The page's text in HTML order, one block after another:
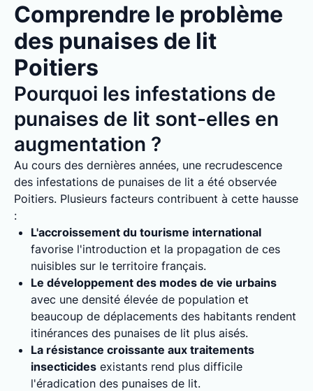
Comprendre le problème
des punaises de lit
Poitiers
Pourquoi les infestations de
punaises de lit sont-elles en
augmentation ?
Au cours des dernières années, une recrudescence
des infestations de punaises de lit a été observée
Poitiers. Plusieurs facteurs contribuent à cette hausse
:
L'accroissement du tourisme international
favorise l'introduction et la propagation de ces
nuisibles sur le territoire français.
Le développement des modes de vie urbains
avec une densité élevée de population et
beaucoup de déplacements des habitants rendent
itinérances des punaises de lit plus aisés.
La résistance croissante aux traitements
insecticides existants rend plus difficile
l'éradication des punaises de lit.